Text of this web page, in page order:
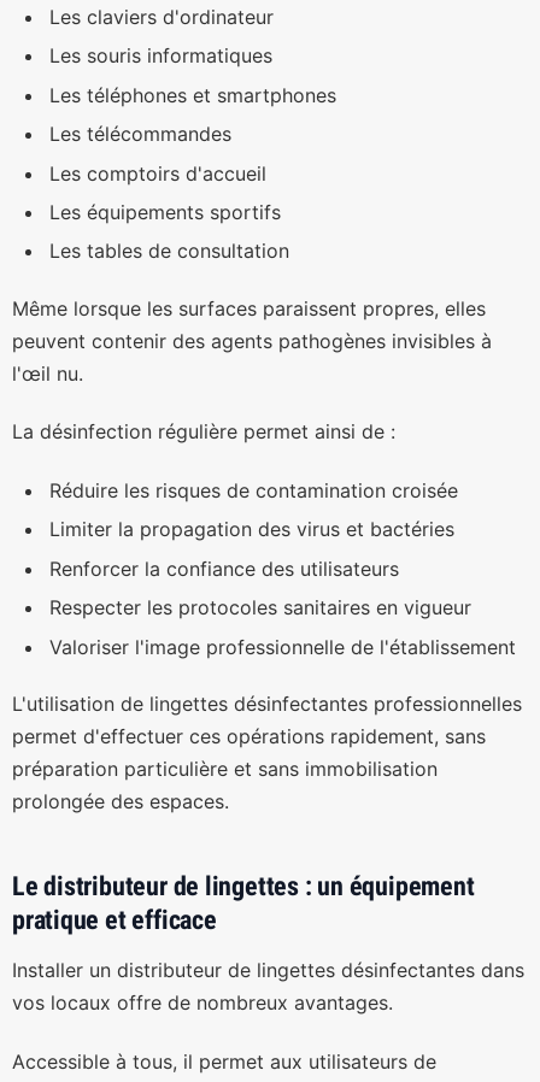
Les claviers d'ordinateur
Les souris informatiques
Les téléphones et smartphones
Les télécommandes
Les comptoirs d'accueil
Les équipements sportifs
Les tables de consultation
Même lorsque les surfaces paraissent propres, elles
peuvent contenir des agents pathogènes invisibles à
l'œil nu.
La désinfection régulière permet ainsi de :
Réduire les risques de contamination croisée
Limiter la propagation des virus et bactéries
Renforcer la confiance des utilisateurs
Respecter les protocoles sanitaires en vigueur
Valoriser l'image professionnelle de l'établissement
L'utilisation de lingettes désinfectantes professionnelles
permet d'effectuer ces opérations rapidement, sans
préparation particulière et sans immobilisation
prolongée des espaces.
Le distributeur de lingettes : un équipement
pratique et efficace
Installer un distributeur de lingettes désinfectantes dans
vos locaux offre de nombreux avantages.
Accessible à tous, il permet aux utilisateurs de